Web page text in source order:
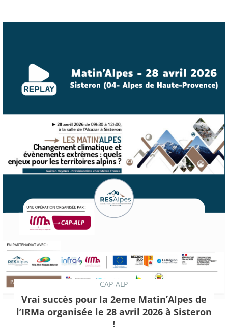
CAP-ALP
Vrai succès pour la 2eme Matin’Alpes de
l’IRMa organisée le 28 avril 2026 à Sisteron
!